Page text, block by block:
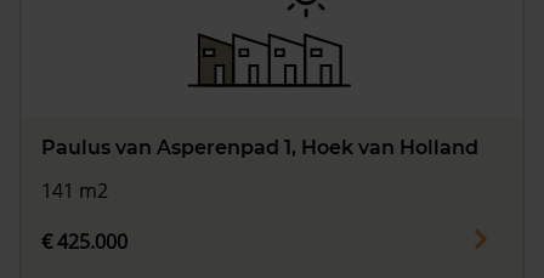
Paulus van Asperenpad 1, Hoek van Holland
141 m2
€ 425.000